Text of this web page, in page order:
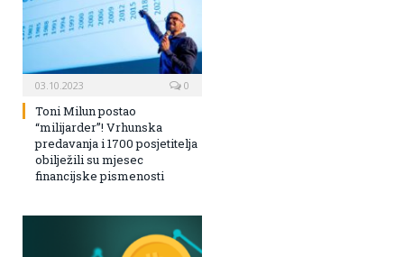
03.10.2023 0
Toni Milun postao
“milijarder”! Vrhunska
predavanja i 1700 posjetitelja
obilježili su mjesec
financijske pismenosti